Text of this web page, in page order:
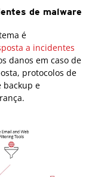
de malware
é
a incidentes
danos em caso de
protocolos de
backup e